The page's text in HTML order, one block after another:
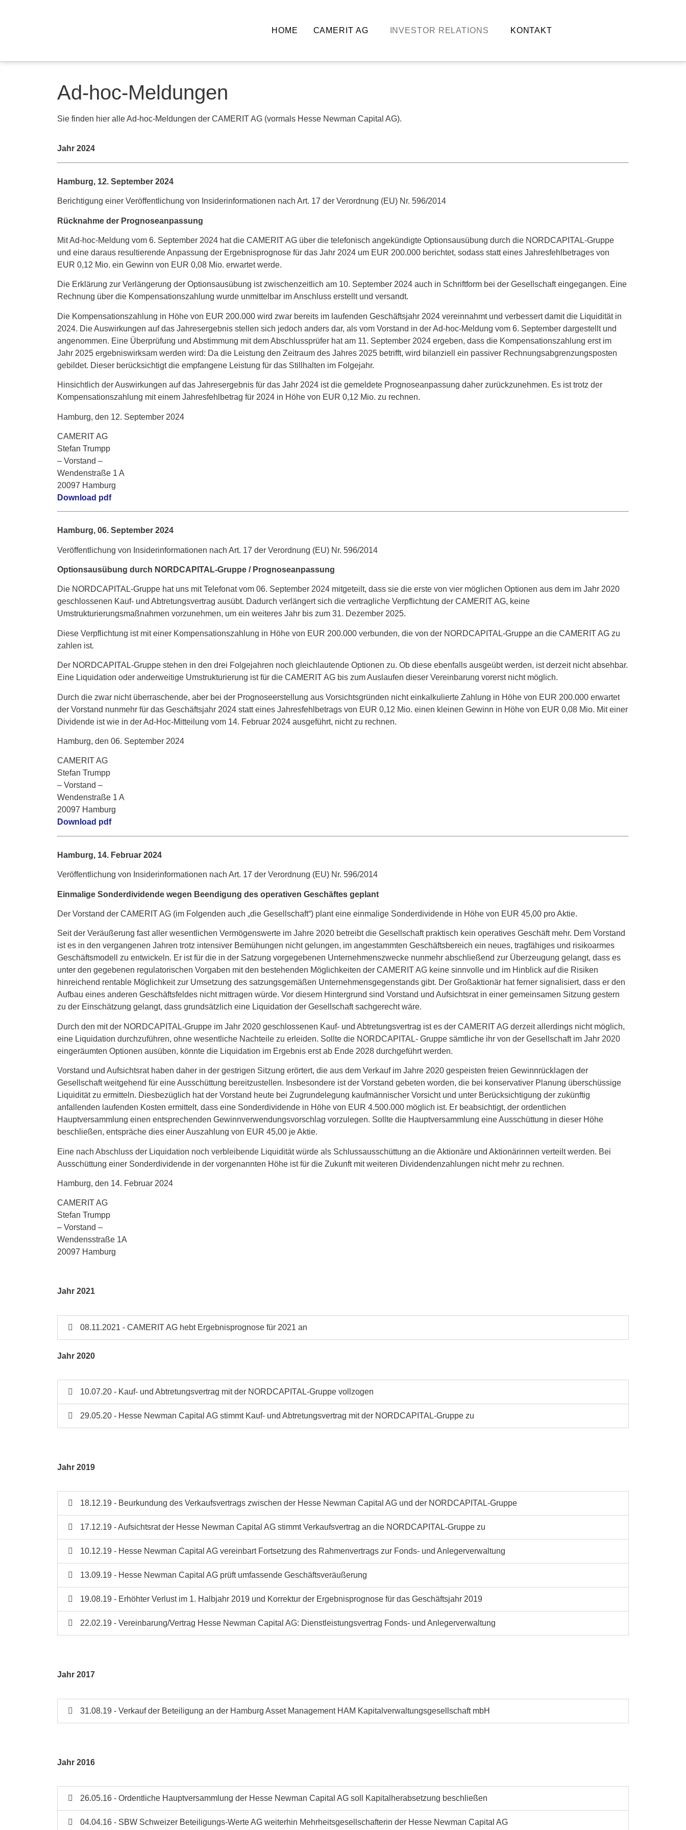
HOME CAMERIT AG INVESTOR RELATIONS KONTAKT
Ad-hoc-Meldungen
Sie finden hier alle Ad-hoc-Meldungen der CAMERIT AG (vormals Hesse Newman Capital AG).
Jahr 2024
Hamburg, 12. September 2024
Berichtigung einer Veröffentlichung von Insiderinformationen nach Art. 17 der Verordnung (EU) Nr. 596/2014
Rücknahme der Prognoseanpassung
Mit Ad-hoc-Meldung vom 6. September 2024 hat die CAMERIT AG über die telefonisch angekündigte Optionsausübung durch die NORDCAPITAL-Gruppe
und eine daraus resultierende Anpassung der Ergebnisprognose für das Jahr 2024 um EUR 200.000 berichtet, sodass statt eines Jahresfehlbetrages von
EUR 0,12 Mio. ein Gewinn von EUR 0,08 Mio. erwartet werde.
Die Erklärung zur Verlängerung der Optionsausübung ist zwischenzeitlich am 10. September 2024 auch in Schriftform bei der Gesellschaft eingegangen. Eine
Rechnung über die Kompensationszahlung wurde unmittelbar im Anschluss erstellt und versandt.
Die Kompensationszahlung in Höhe von EUR 200.000 wird zwar bereits im laufenden Geschäftsjahr 2024 vereinnahmt und verbessert damit die Liquidität in
2024. Die Auswirkungen auf das Jahresergebnis stellen sich jedoch anders dar, als vom Vorstand in der Ad-hoc-Meldung vom 6. September dargestellt und
angenommen. Eine Überprüfung und Abstimmung mit dem Abschlussprüfer hat am 11. September 2024 ergeben, dass die Kompensationszahlung erst im
Jahr 2025 ergebniswirksam werden wird: Da die Leistung den Zeitraum des Jahres 2025 betrifft, wird bilanziell ein passiver Rechnungsabgrenzungsposten
gebildet. Dieser berücksichtigt die empfangene Leistung für das Stillhalten im Folgejahr.
Hinsichtlich der Auswirkungen auf das Jahresergebnis für das Jahr 2024 ist die gemeldete Prognoseanpassung daher zurückzunehmen. Es ist trotz der
Kompensationszahlung mit einem Jahresfehlbetrag für 2024 in Höhe von EUR 0,12 Mio. zu rechnen.
Hamburg, den 12. September 2024
CAMERIT AG
Stefan Trumpp
– Vorstand –
Wendenstraße 1 A
20097 Hamburg
Download pdf
Hamburg, 06. September 2024
Veröffentlichung von Insiderinformationen nach Art. 17 der Verordnung (EU) Nr. 596/2014
Optionsausübung durch NORDCAPITAL-Gruppe / Prognoseanpassung
Die NORDCAPITAL-Gruppe hat uns mit Telefonat vom 06. September 2024 mitgeteilt, dass sie die erste von vier möglichen Optionen aus dem im Jahr 2020
geschlossenen Kauf- und Abtretungsvertrag ausübt. Dadurch verlängert sich die vertragliche Verpflichtung der CAMERIT AG, keine
Umstrukturierungsmaßnahmen vorzunehmen, um ein weiteres Jahr bis zum 31. Dezember 2025.
Diese Verpflichtung ist mit einer Kompensationszahlung in Höhe von EUR 200.000 verbunden, die von der NORDCAPITAL-Gruppe an die CAMERIT AG zu
zahlen ist.
Der NORDCAPITAL-Gruppe stehen in den drei Folgejahren noch gleichlautende Optionen zu. Ob diese ebenfalls ausgeübt werden, ist derzeit nicht absehbar.
Eine Liquidation oder anderweitige Umstrukturierung ist für die CAMERIT AG bis zum Auslaufen dieser Vereinbarung vorerst nicht möglich.
Durch die zwar nicht überraschende, aber bei der Prognoseerstellung aus Vorsichtsgründen nicht einkalkulierte Zahlung in Höhe von EUR 200.000 erwartet
der Vorstand nunmehr für das Geschäftsjahr 2024 statt eines Jahresfehlbetrags von EUR 0,12 Mio. einen kleinen Gewinn in Höhe von EUR 0,08 Mio. Mit einer
Dividende ist wie in der Ad-Hoc-Mitteilung vom 14. Februar 2024 ausgeführt, nicht zu rechnen.
Hamburg, den 06. September 2024
CAMERIT AG
Stefan Trumpp
– Vorstand –
Wendenstraße 1 A
20097 Hamburg
Download pdf
Hamburg, 14. Februar 2024
Veröffentlichung von Insiderinformationen nach Art. 17 der Verordnung (EU) Nr. 596/2014
Einmalige Sonderdividende wegen Beendigung des operativen Geschäftes geplant
Der Vorstand der CAMERIT AG (im Folgenden auch „die Gesellschaft“) plant eine einmalige Sonderdividende in Höhe von EUR 45,00 pro Aktie.
Seit der Veräußerung fast aller wesentlichen Vermögenswerte im Jahre 2020 betreibt die Gesellschaft praktisch kein operatives Geschäft mehr. Dem Vorstand
ist es in den vergangenen Jahren trotz intensiver Bemühungen nicht gelungen, im angestammten Geschäftsbereich ein neues, tragfähiges und risikoarmes
Geschäftsmodell zu entwickeln. Er ist für die in der Satzung vorgegebenen Unternehmenszwecke nunmehr abschließend zur Überzeugung gelangt, dass es
unter den gegebenen regulatorischen Vorgaben mit den bestehenden Möglichkeiten der CAMERIT AG keine sinnvolle und im Hinblick auf die Risiken
hinreichend rentable Möglichkeit zur Umsetzung des satzungsgemäßen Unternehmensgegenstands gibt. Der Großaktionär hat ferner signalisiert, dass er den
Aufbau eines anderen Geschäftsfeldes nicht mittragen würde. Vor diesem Hintergrund sind Vorstand und Aufsichtsrat in einer gemeinsamen Sitzung gestern
zu der Einschätzung gelangt, dass grundsätzlich eine Liquidation der Gesellschaft sachgerecht wäre.
Durch den mit der NORDCAPITAL-Gruppe im Jahr 2020 geschlossenen Kauf- und Abtretungsvertrag ist es der CAMERIT AG derzeit allerdings nicht möglich,
eine Liquidation durchzuführen, ohne wesentliche Nachteile zu erleiden. Sollte die NORDCAPITAL- Gruppe sämtliche ihr von der Gesellschaft im Jahr 2020
eingeräumten Optionen ausüben, könnte die Liquidation im Ergebnis erst ab Ende 2028 durchgeführt werden.
Vorstand und Aufsichtsrat haben daher in der gestrigen Sitzung erörtert, die aus dem Verkauf im Jahre 2020 gespeisten freien Gewinnrücklagen der
Gesellschaft weitgehend für eine Ausschüttung bereitzustellen. Insbesondere ist der Vorstand gebeten worden, die bei konservativer Planung überschüssige
Liquidität zu ermitteln. Diesbezüglich hat der Vorstand heute bei Zugrundelegung kaufmännischer Vorsicht und unter Berücksichtigung der zukünftig
anfallenden laufenden Kosten ermittelt, dass eine Sonderdividende in Höhe von EUR 4.500.000 möglich ist. Er beabsichtigt, der ordentlichen
Hauptversammlung einen entsprechenden Gewinnverwendungsvorschlag vorzulegen. Sollte die Hauptversammlung eine Ausschüttung in dieser Höhe
beschließen, entspräche dies einer Auszahlung von EUR 45,00 je Aktie.
Eine nach Abschluss der Liquidation noch verbleibende Liquidität würde als Schlussausschüttung an die Aktionäre und Aktionärinnen verteilt werden. Bei
Ausschüttung einer Sonderdividende in der vorgenannten Höhe ist für die Zukunft mit weiteren Dividendenzahlungen nicht mehr zu rechnen.
Hamburg, den 14. Februar 2024
CAMERIT AG
Stefan Trumpp
– Vorstand –
Wendensstraße 1A
20097 Hamburg
Jahr 2021
08.11.2021 - CAMERIT AG hebt Ergebnisprognose für 2021 an
Jahr 2020
10.07.20 - Kauf- und Abtretungsvertrag mit der NORDCAPITAL-Gruppe vollzogen
29.05.20 - Hesse Newman Capital AG stimmt Kauf- und Abtretungsvertrag mit der NORDCAPITAL-Gruppe zu
Jahr 2019
18.12.19 - Beurkundung des Verkaufsvertrags zwischen der Hesse Newman Capital AG und der NORDCAPITAL-Gruppe
17.12.19 - Aufsichtsrat der Hesse Newman Capital AG stimmt Verkaufsvertrag an die NORDCAPITAL-Gruppe zu
10.12.19 - Hesse Newman Capital AG vereinbart Fortsetzung des Rahmenvertrags zur Fonds- und Anlegerverwaltung
13.09.19 - Hesse Newman Capital AG prüft umfassende Geschäftsveräußerung
19.08.19 - Erhöhter Verlust im 1. Halbjahr 2019 und Korrektur der Ergebnisprognose für das Geschäftsjahr 2019
22.02.19 - Vereinbarung/Vertrag Hesse Newman Capital AG: Dienstleistungsvertrag Fonds- und Anlegerverwaltung
Jahr 2017
31.08.19 - Verkauf der Beteiligung an der Hamburg Asset Management HAM Kapitalverwaltungsgesellschaft mbH
Jahr 2016
26.05.16 - Ordentliche Hauptversammlung der Hesse Newman Capital AG soll Kapitalherabsetzung beschließen
04.04.16 - SBW Schweizer Beteiligungs-Werte AG weiterhin Mehrheitsgesellschafterin der Hesse Newman Capital AG